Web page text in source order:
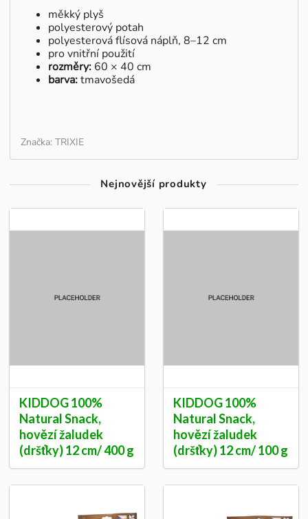
měkký plyš
polyesterový potah
polyesterová flísová náplň, 8–12 cm
pro vnitřní použití
rozměry: 60 × 40 cm
barva:tmavošedá
Značka: TRIXIE
Nejnovější produkty
KIDDOG 100%
Natural Snack,
hovězí žaludek
(dršťky) 12 cm/ 400 g
KIDDOG 100%
Natural Snack,
hovězí žaludek
(dršťky) 12 cm/ 100 g